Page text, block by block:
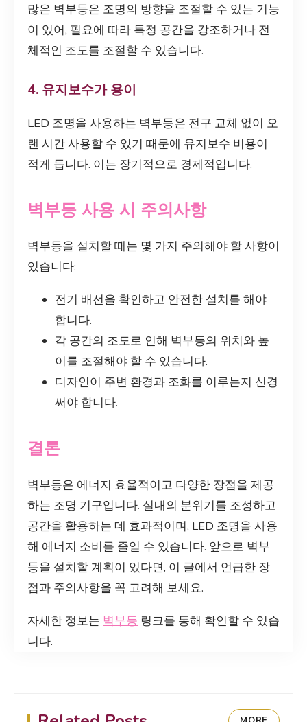
많은 벽부등은 조명의 방향을 조절할 수 있는 기능
이 있어, 필요에 따라 특정 공간을 강조하거나 전
체적인 조도를 조절할 수 있습니다.
4. 유지보수가 용이
LED 조명을 사용하는 벽부등은 전구 교체 없이 오
랜 시간 사용할 수 있기 때문에 유지보수 비용이
적게 듭니다. 이는 장기적으로 경제적입니다.
벽부등 사용 시 주의사항
벽부등을 설치할 때는 몇 가지 주의해야 할 사항이
있습니다:
전기 배선을 확인하고 안전한 설치를 해야
합니다.
각 공간의 조도로 인해 벽부등의 위치와 높
이를 조절해야 할 수 있습니다.
디자인이 주변 환경과 조화를 이루는지 신경
써야 합니다.
결론
벽부등은 에너지 효율적이고 다양한 장점을 제공
하는 조명 기구입니다. 실내의 분위기를 조성하고
공간을 활용하는 데 효과적이며, LED 조명을 사용
해 에너지 소비를 줄일 수 있습니다. 앞으로 벽부
등을 설치할 계획이 있다면, 이 글에서 언급한 장
점과 주의사항을 꼭 고려해 보세요.
자세한 정보는 벽부등 링크를 통해 확인할 수 있습
니다.